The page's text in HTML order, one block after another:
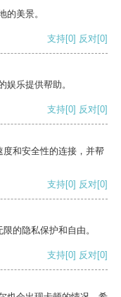
的美景。
支持[0] 反对[0]
娱乐提供帮助。
支持[0] 反对[0]
和安全性的连接，并帮
支持[0] 反对[0]
的隐私保护和自由。
支持[0] 反对[0]